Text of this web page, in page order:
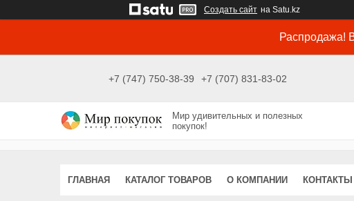
Создать сайт на Satu.kz
Распродажа!
+7 (747) 750-38-39 +7 (707) 831-83-02
Мир удивительных и полезных
покупок!
ГЛАВНАЯ КАТАЛОГ ТОВАРОВ О КОМПАНИИ КОНТАКТЫ